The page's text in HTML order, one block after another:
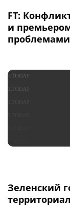
FT:
и
проблемами
Зеленский